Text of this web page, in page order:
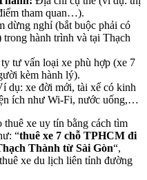
tham quan…).
dừng nghỉ (bắt buộc phải có
trong hành trình và tại Thạch
tư vấn loại xe phù hợp (xe 7
kèm hành lý).
dụ: xe đời mới, tài xế có kinh
ích như Wi-Fi, nước uống,…
xe uy tín bằng cách tìm
“thuê xe 7 chỗ TPHCM đi
Thành từ Sài Gòn“,
xe du lịch liên tỉnh đường